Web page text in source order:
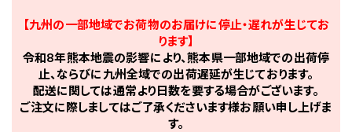
【九州の一部地域でお荷物のお届けに停止・遅れが生じてお
ります】
令和8年熊本地震の影響により、熊本県一部地域での出荷停
止、ならびに九州全域での出荷遅延が生じております。
配送に関しては通常より日数を要する場合がございます。
ご注文に際しましてはご了承くださいます様お願い申し上げま
す。